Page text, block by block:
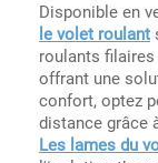
Disponible en
le volet roulant
roulants
offrant une
confort, optez
distance grâce
Les lames du